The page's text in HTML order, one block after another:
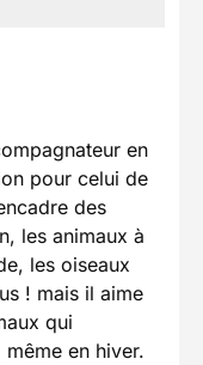
en
pour celui de
des
les animaux à
les oiseaux
! mais il aime
qui
en hiver.